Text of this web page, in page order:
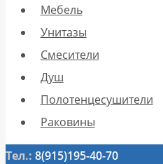
Мебель
Унитазы
Смесители
Душ
Полотенцесушители
Раковины
Тел.: 8(915)195-40-70